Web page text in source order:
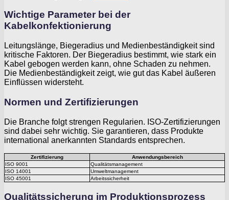
Wichtige Parameter bei der
Kabelkonfektionierung
Leitungslänge, Biegeradius und Medienbeständigkeit sind
kritische Faktoren. Der Biegeradius bestimmt, wie stark ein
Kabel gebogen werden kann, ohne Schaden zu nehmen.
Die Medienbeständigkeit zeigt, wie gut das Kabel äußeren
Einflüssen widersteht.
Normen und Zertifizierungen
Die Branche folgt strengen Regularien. ISO-Zertifizierungen
sind dabei sehr wichtig. Sie garantieren, dass Produkte
international anerkannten Standards entsprechen.
Zertifizierung
Anwendungsbereich
ISO 9001
Qualitätsmanagement
ISO 14001
Umweltmanagement
ISO 45001
Arbeitssicherheit
Qualitätssicherung im Produktionsprozess